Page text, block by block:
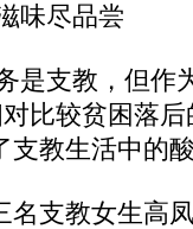
味尽品尝
支教，但作
比较贫困落
支教生活中的
支教女生高